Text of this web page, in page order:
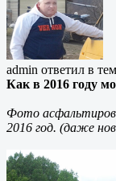
admin ответил в
Как в 2016 году
Фото
2016 год. (даже